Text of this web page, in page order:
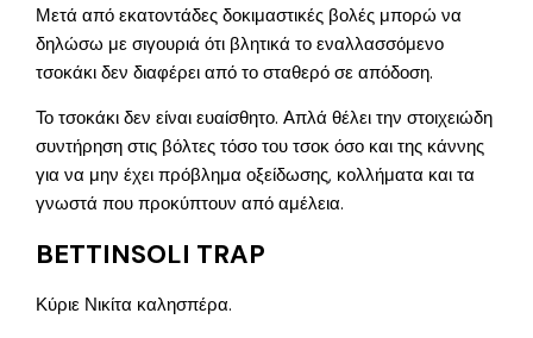
Μετά από εκατοντάδες δοκιμαστικές βολές μπορώ να
δηλώσω με σιγουριά ότι βλητικά το εναλλασσόμενο
τσοκάκι δεν διαφέρει από το σταθερό σε απόδοση.
Το τσοκάκι δεν είναι ευαίσθητο. Απλά θέλει την στοιχειώδη
συντήρηση στις βόλτες τόσο του τσοκ όσο και της κάννης
για να μην έχει πρόβλημα οξείδωσης, κολλήματα και τα
γνωστά που προκύπτουν από αμέλεια.
BETTINSOLI TRAP
Κύριε Νικίτα καλησπέρα.